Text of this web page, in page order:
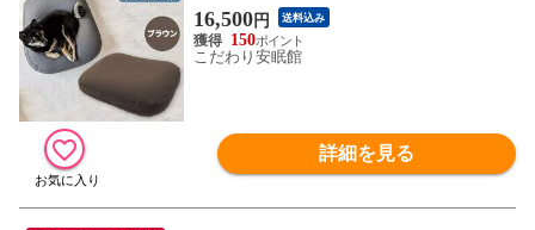
0cm パウダービーズ クッション 本体 カバ
ー付 正規品 防水 日本製 座布団 クッショ
ン ペット 犬 猫 ペットベッド 無地 やわら
16,500円 送料込み
150
こだわり安眠館
詳細を見る